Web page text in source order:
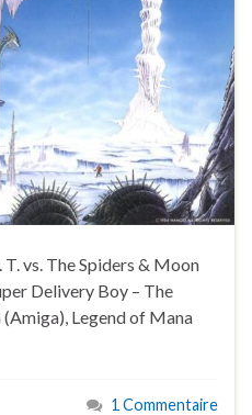
T. vs. The Spiders & Moon
Delivery Boy – The
Legend of Mana
1 Commentaire